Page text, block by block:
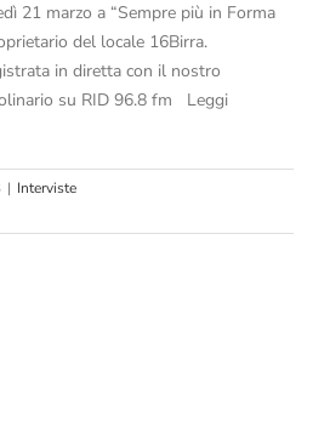
21 marzo a “Sempre più in Forma
del locale 16Birra.
in diretta con il nostro
su RID 96.8 fm Leggi
| Interviste